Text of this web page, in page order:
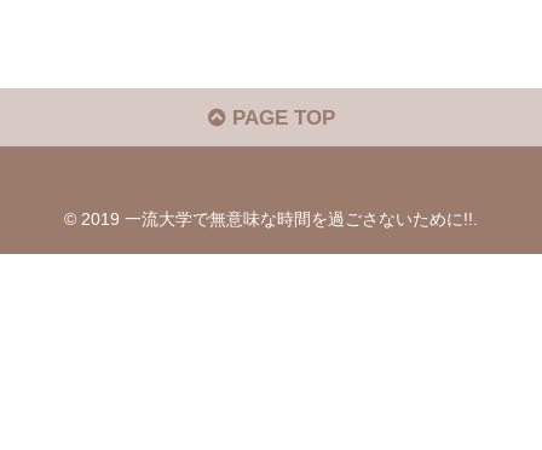
PAGE TOP
© 2019 一流大学で無意味な時間を過ごさないために!!.